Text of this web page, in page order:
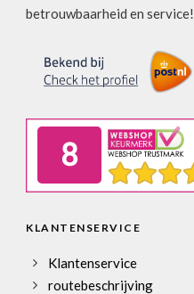
betrouwbaarheid en service!
KLANTENSERVICE
Klantenservice
routebeschrijving